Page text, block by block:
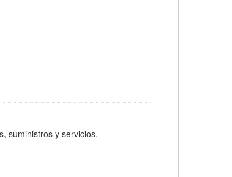
suministros y servicios.